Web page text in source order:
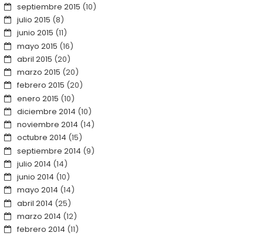
septiembre 2015 (10)
julio 2015 (8)
junio 2015 (11)
mayo 2015 (16)
abril 2015 (20)
marzo 2015 (20)
febrero 2015 (20)
enero 2015 (10)
diciembre 2014 (10)
noviembre 2014 (14)
octubre 2014 (15)
septiembre 2014 (9)
julio 2014 (14)
junio 2014 (10)
mayo 2014 (14)
abril 2014 (25)
marzo 2014 (12)
febrero 2014 (11)